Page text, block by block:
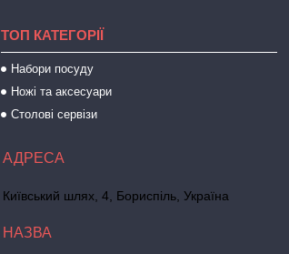
ТОП КАТЕГОРІЇ
Набори посуду
Ножі та аксесуари
Столові сервізи
Київський шлях, 4, Бориспіль, Україна